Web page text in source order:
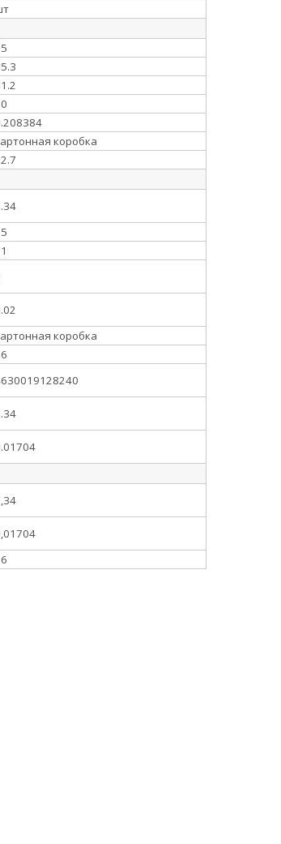
коробка
коробка